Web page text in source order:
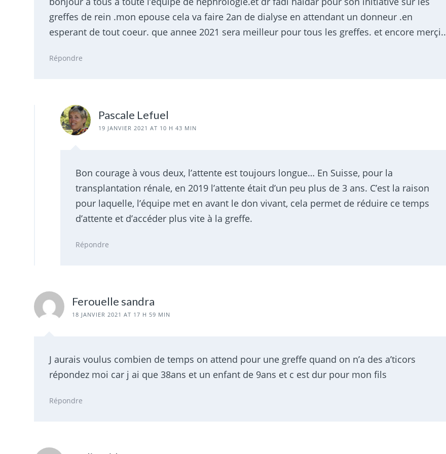
greffes de rein .mon epouse cela va faire 2an de dialyse en attendant un donneur .en
esperant de tout coeur. que annee 2021 sera meilleur pour tous les greffes. et encore merçi..
Répondre
Pascale Lefuel
19 JANVIER 2021 AT 10 H 43 MIN
Bon courage à vous deux, l’attente est toujours longue… En Suisse, pour la
transplantation rénale, en 2019 l’attente était d’un peu plus de 3 ans. C’est la raison
pour laquelle, l’équipe met en avant le don vivant, cela permet de réduire ce temps
d’attente et d’accéder plus vite à la greffe.
Répondre
Ferouelle sandra
18 JANVIER 2021 AT 17 H 59 MIN
J aurais voulus combien de temps on attend pour une greffe quand on n’a des a’ticors
répondez moi car j ai que 38ans et un enfant de 9ans et c est dur pour mon fils
Répondre